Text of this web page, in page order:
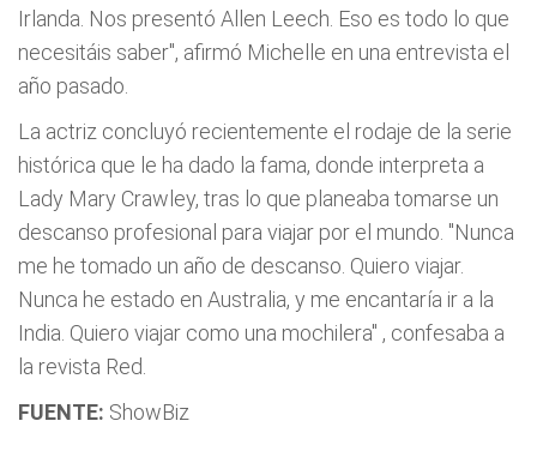
Irlanda. Nos presentó Allen Leech. Eso es todo lo que
necesitáis saber", afirmó Michelle en una entrevista el
año pasado.
La actriz concluyó recientemente el rodaje de la serie
histórica que le ha dado la fama, donde interpreta a
Lady Mary Crawley, tras lo que planeaba tomarse un
descanso profesional para viajar por el mundo. "Nunca
me he tomado un año de descanso. Quiero viajar.
Nunca he estado en Australia, y me encantaría ir a la
India. Quiero viajar como una mochilera" , confesaba a
la revista Red.
FUENTE: ShowBiz